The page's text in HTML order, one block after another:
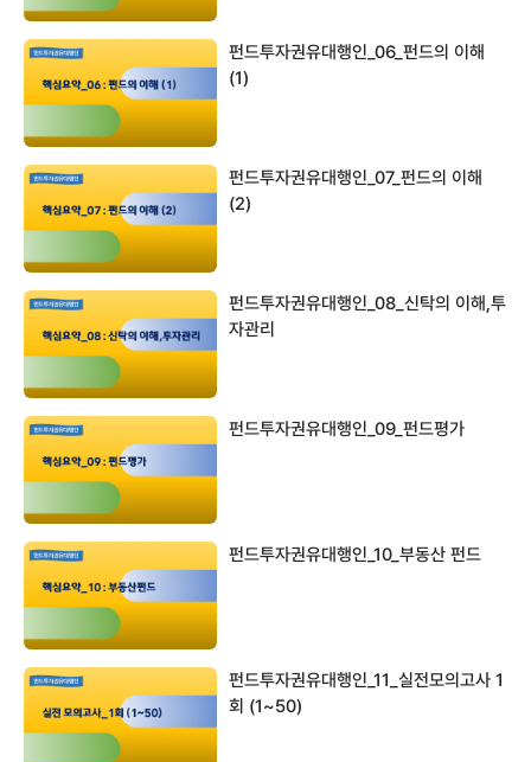
펀드투자권유대행인_06_펀드의 이해
(1)
펀드투자권유대행인_07_펀드의 이해
(2)
펀드투자권유대행인_08_신탁의 이해,투
자관리
펀드투자권유대행인_09_펀드평가
펀드투자권유대행인_10_부동산 펀드
펀드투자권유대행인_11_실전모의고사 1
회 (1~50)